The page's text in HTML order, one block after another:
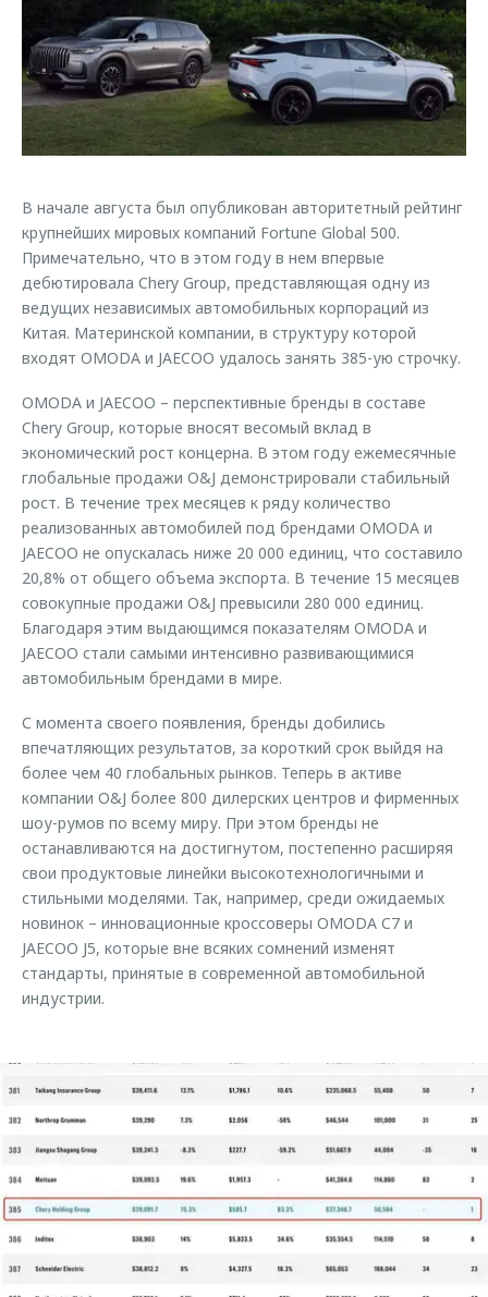
Страхование
Кредитный калькулятор
Аксессуары
Одежда и сувениры
Запчасти
Трейд-ин
Калькулятор трейд-ин
Клиентская поддержка
O&J Автоклуб
Клуб владельцев OMODA
Приложение O&J
Одежда и сувениры
Оригинальные аксессуары
Запчасти
Обратная связь
В начале августа был опубликован авторитетный рейтинг
крупнейших мировых компаний Fortune Global 500.
Примечательно, что в этом году в нем впервые
дебютировала Chery Group, представляющая одну из
ведущих независимых автомобильных корпораций из
Китая. Материнской компании, в структуру которой
входят OMODA и JAECOO удалось занять 385-ую строчку.
OMODA и JAECOO – перспективные бренды в составе
Chery Group, которые вносят весомый вклад в
экономический рост концерна. В этом году ежемесячные
глобальные продажи O&J демонстрировали стабильный
рост. В течение трех месяцев к ряду количество
реализованных автомобилей под брендами OMODA и
JAECOO не опускалась ниже 20 000 единиц, что составило
20,8% от общего объема экспорта. В течение 15 месяцев
совокупные продажи O&J превысили 280 000 единиц.
Благодаря этим выдающимся показателям OMODA и
JAECOO стали самыми интенсивно развивающимися
автомобильным брендами в мире.
С момента своего появления, бренды добились
впечатляющих результатов, за короткий срок выйдя на
более чем 40 глобальных рынков. Теперь в активе
компании O&J более 800 дилерских центров и фирменных
шоу-румов по всему миру. При этом бренды не
останавливаются на достигнутом, постепенно расширяя
свои продуктовые линейки высокотехнологичными и
стильными моделями. Так, например, среди ожидаемых
новинок – инновационные кроссоверы OMODA C7 и
JAECOO J5, которые вне всяких сомнений изменят
стандарты, принятые в современной автомобильной
индустрии.